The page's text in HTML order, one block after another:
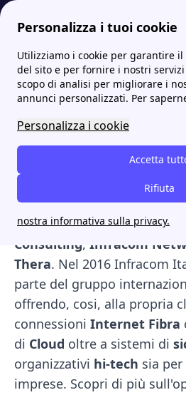
Personalizza i tuoi cookie
Utilizziamo i cookie per garantire
del sito e per fornire i nostri servizi
scopo di analisi per migliorare i
annunci personalizzati. Per
Personalizza i cookie
Accetta
Rifiuta
nostra informativa sulla privacy.
Internet Casa Infracom, numero verde assistenza e le migliori offerte
Infracom,
assistenza e le
offerte
Infracom Italia S.p.A già
mercato dei serviziICT,
fusione per incorporazione di
Consulting, Infracom
Thera. Nel 2016 Infracom
parte del gruppo
offrendo, cosi, alla propria
connessioni Internet Fibra
di Cloud oltre a sistemi di
organizzativi hi-tech sia
imprese. Scopri di più